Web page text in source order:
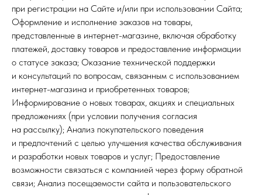
при регистрации на Сайте и/или при использовании Сайта;
Оформление и исполнение заказов на товары,
представленные в интернет-магазине, включая обработку
платежей, доставку товаров и предоставление информации
о статусе заказа; Оказание технической поддержки
и консультаций по вопросам, связанным с использованием
интернет-магазина и приобретенных товаров;
Информирование о новых товарах, акциях и специальных
предложениях (при условии получения согласия
на рассылку); Анализ покупательского поведения
и предпочтений с целью улучшения качества обслуживания
и разработки новых товаров и услуг; Предоставление
возможности связаться с компанией через форму обратной
связи; Анализ посещаемости сайта и пользовательского